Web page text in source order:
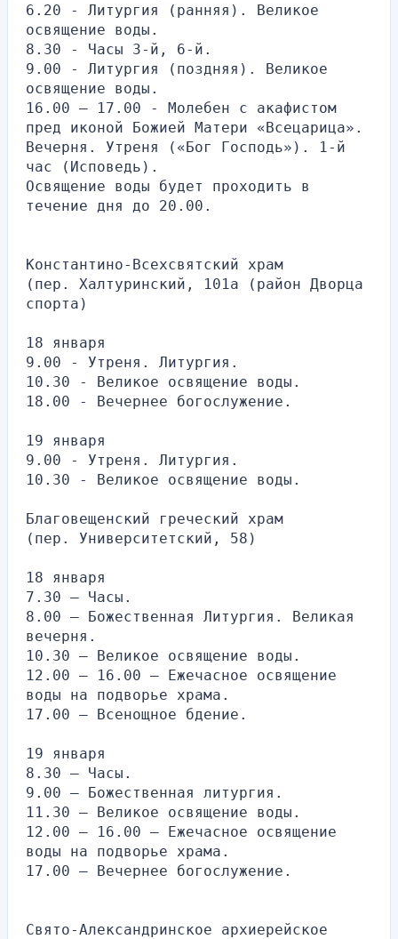
6.20 - Литургия (ранняя). Великое
освящение воды.
8.30 - Часы 3-й, 6-й.
9.00 - Литургия (поздняя). Великое
освящение воды.
16.00 – 17.00 - Молебен с акафистом
пред иконой Божией Матери «Всецарица».
Вечерня. Утреня («Бог Господь»). 1-й
час (Исповедь).
Освящение воды будет проходить в
течение дня до 20.00.
Константино-Всехсвятский храм
(пер. Халтуринский, 101а (район Дворца
спорта)
18 января
9.00 - Утреня. Литургия.
10.30 - Великое освящение воды.
18.00 - Вечернее богослужение.
19 января
9.00 - Утреня. Литургия.
10.30 - Великое освящение воды.
Благовещенский греческий храм
(пер. Университетский, 58)
18 января
7.30 – Часы.
8.00 – Божественная Литургия. Великая
вечерня.
10.30 – Великое освящение воды.
12.00 – 16.00 – Ежечасное освящение
воды на подворье храма.
17.00 – Всенощное бдение.
19 января
8.30 – Часы.
9.00 – Божественная литургия.
11.30 – Великое освящение воды.
12.00 – 16.00 – Ежечасное освящение
воды на подворье храма.
17.00 – Вечернее богослужение.
Свято-Александринское архиерейское